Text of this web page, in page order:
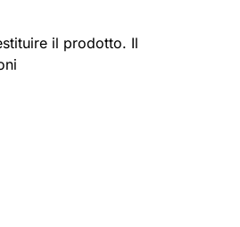
il prodotto. Il